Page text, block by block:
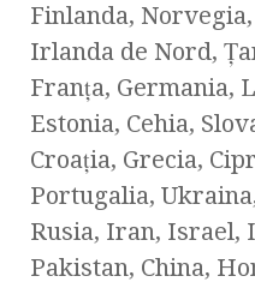
Finlanda,
Irlanda de Nord,
Franţa, Germania,
Estonia, Cehia,
Croaţia, Grecia,
Portugalia,
Rusia, Iran, Israel,
Pakistan, China,